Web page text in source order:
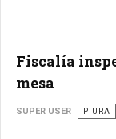
Fiscalía
mesa
SUPER USER PIURA